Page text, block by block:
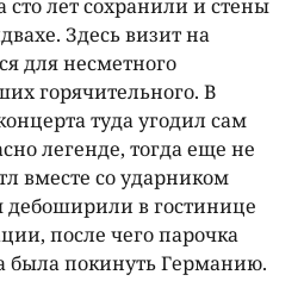
лет сохранили и стены
Здесь визит на
для несметного
горячительного. В
туда угодил сам
легенде, тогда еще не
вместе со ударником
в гостинице
после чего парочка
была покинуть Германию.